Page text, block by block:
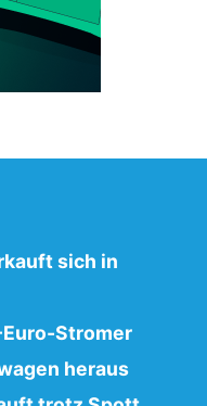
sich in
Euro-Stromer
heraus